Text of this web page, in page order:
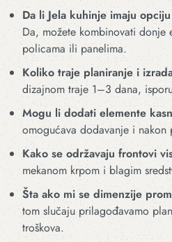
Da li Jela kuhinje imaju
Da, možete kombinovati donje
policama ili panelima.
Koliko traje planiranje i
dizajnom traje 1–3 dana,
Mogu li dodati elemente
omogućava dodavanje i nakon
Kako se održavaju frontovi
mekanom krpom i blagim
Šta ako mi se dimenzije
tom slučaju prilagođavamo
troškova.